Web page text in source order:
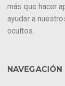
más que hacer
ayudar a
ocultos.
NAVEGACIÓN